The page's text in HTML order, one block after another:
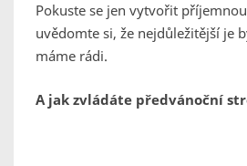
Pokuste se jen vytvořit
uvědomte si, že nejdůležitější je
máme rádi.
A jak zvládáte předvánoční